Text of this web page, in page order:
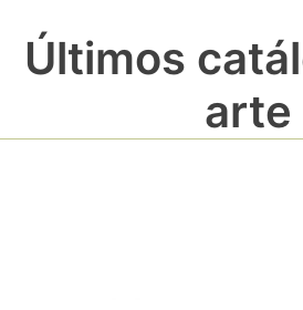
Últimos
arte